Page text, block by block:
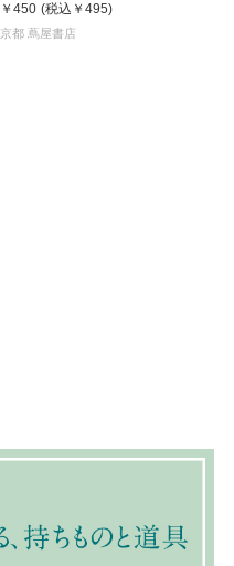
￥450 (税込 ￥495)
京都 蔦屋書店